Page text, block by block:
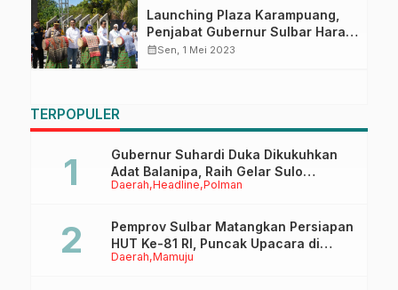
Launching Plaza Karampuang,
Penjabat Gubernur Sulbar Harap
Dapat Bangkitkan Pariwisata
calendar_monthSen, 1 Mei 2023
TERPOPULER
Daerah Headline Polman
Gubernur Suhardi Duka Dikukuhkan
Adat Balanipa, Raih Gelar Sulo
Tappidena
Daerah Mamuju
Pemprov Sulbar Matangkan Persiapan
HUT Ke-81 RI, Puncak Upacara di
Lapangan Ahmad Kirang